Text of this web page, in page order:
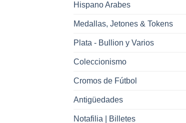
Hispano Arabes
Medallas, Jetones & Tokens
Plata - Bullion y Varios
Coleccionismo
Cromos de Fútbol
Antigüedades
Notafilia | Billetes